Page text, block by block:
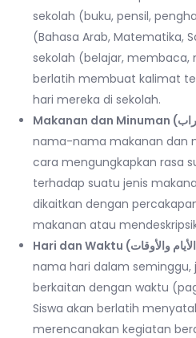
sekolah (buku, pensil,
(Bahasa Arab, Matematika,
sekolah (belajar, membaca,
berlatih membuat kalimat
hari mereka di sekolah.
nama-nama makanan dan
cara mengungkapkan rasa
terhadap suatu jenis
dikaitkan dengan
makanan atau
nama hari dalam seminggu,
berkaitan dengan waktu
Siswa akan berlatih
merencanakan kegiatan